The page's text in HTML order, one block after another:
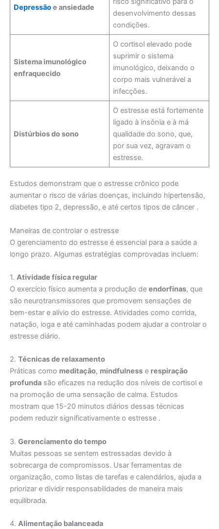
Depressãoe ansiedade
desenvolvimento dessas
condições.
Sistema imunológico
enfraquecido
O cortisol elevado pode
suprimir o sistema
imunológico, deixando o
corpo mais vulnerável a
infecções.
Distúrbios do sono
O estresse está fortemente
ligado à insônia e à má
qualidade do sono, que,
por sua vez, agravam o
estresse.
Estudos demonstram que o estresse crônico pode
aumentar o risco de várias doenças, incluindo hipertensão,
diabetes tipo 2, depressão, e até certos tipos de câncer .
Maneiras de controlar o estresse
O gerenciamento do estresse é essencial para a saúde a
longo prazo. Algumas estratégias comprovadas incluem:
1. Atividade física regular
O exercício físico aumenta a produção de endorfinas, que
são neurotransmissores que promovem sensações de
bem-estar e alívio do estresse. Atividades como corrida,
natação, ioga e até caminhadas podem ajudar a controlar o
estresse diário.
2. Técnicas de relaxamento
Práticas como meditação, mindfulness e respiração
profunda são eficazes na redução dos níveis de cortisol e
na promoção de uma sensação de calma. Estudos
mostram que 15-20 minutos diários dessas técnicas
podem reduzir significativamente o estresse .
3. Gerenciamento do tempo
Muitas pessoas se sentem estressadas devido à
sobrecarga de compromissos. Usar ferramentas de
organização, como listas de tarefas e calendários, ajuda a
priorizar e dividir responsabilidades de maneira mais
equilibrada.
4. Alimentação balanceada